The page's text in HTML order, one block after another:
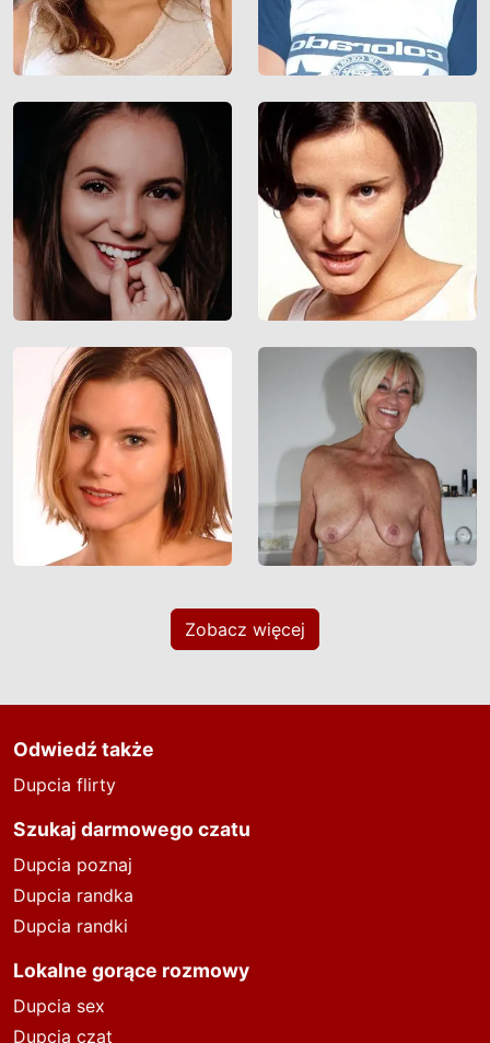
Zobacz więcej
Odwiedź także
Dupcia flirty
Szukaj darmowego czatu
Dupcia poznaj
Dupcia randka
Dupcia randki
Lokalne gorące rozmowy
Dupcia sex
Dupcia czat